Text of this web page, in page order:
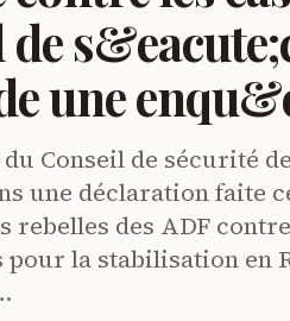
de
une
Conseil de sécurité
une déclaration faite
rebelles des ADF
pour la stabilisation en